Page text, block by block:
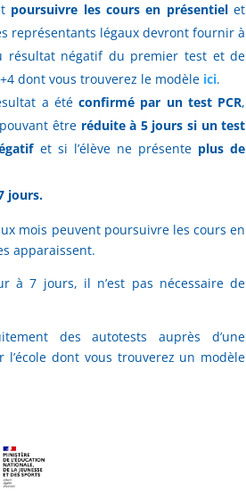
poursuivre les cours en présentielet
représentants légaux devront fournir à
résultat négatif du premier test et de
dont vous trouverez le modèle ici.
a étéconfirmé par un test PCR,
être réduite à 5 jours si un test
et si l’élève ne présente plus de
jours.
mois peuvent poursuivre les cours en
apparaissent.
à 7 jours, il n’est pas nécessaire de
des autotests auprès d’une
dont vous trouverez un modèle